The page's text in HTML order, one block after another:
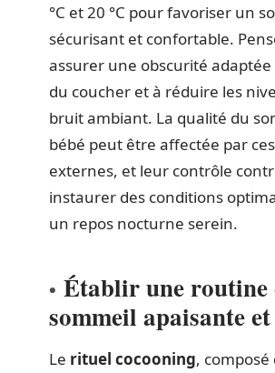
°C et 20 °C pour favoriser un
sécurisant et confortable.
assurer une obscurité adaptée
du coucher et à réduire les
bruit ambiant. La qualité du
bébé peut être affectée par
externes, et leur contrôle
instaurer des conditions
un repos nocturne serein.
Établir une routine
sommeil apaisante
Le rituel cocooning, composé